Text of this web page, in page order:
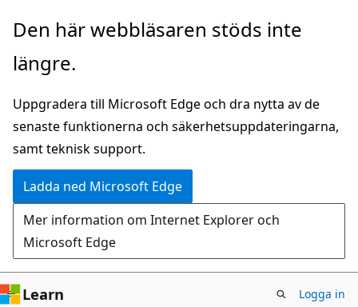
Hoppa
huvudinnehåll
Den här webbläsaren stöds inte
längre.
Uppgradera till Microsoft Edge och dra nytta av de
senaste funktionerna och säkerhetsuppdateringarna,
samt teknisk support.
Ladda ned Microsoft Edge
Mer information om Internet Explorer och
Microsoft Edge
Learn Logga in